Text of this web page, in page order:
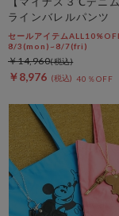
ラインバレルパンツ
セールアイテム
8/3(mon)~8/7(fri)
￥8,976 40％OFF
￥14,960